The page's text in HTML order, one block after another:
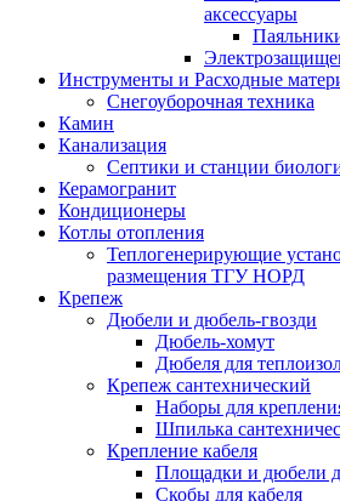
аксессуары
Инструменты и Расходные
Снегоуборочная техника
Камин
Канализация
Септики и станции
Керамогранит
Кондиционеры
Котлы отопления
Теплогенерирующие
размещения ТГУ НОРД
Крепеж
Дюбели и дюбель-гвозди
Дюбель-хомут
Дюбеля для
Крепеж сантехнический
Наборы для
Шпилька
Крепление кабеля
Площадки и дюбели
Скобы для кабеля